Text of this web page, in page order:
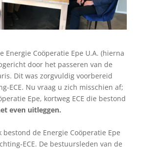
Energie Coöperatie Epe U.A. (hierna
door het passeren van de
Dit was zorgvuldig voorbereid
ECE. Nu vraag u zich misschien af;
Epe, kortweg ECE die bestond
even uitleggen.
bestond de Energie Coöperatie Epe
ECE. De bestuursleden van de